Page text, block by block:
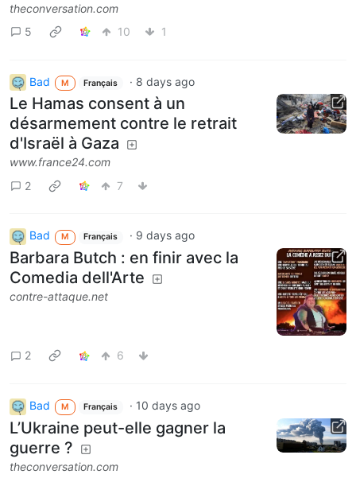
theconversation.com
5
10 1
Bad M Français · 8 days ago
Le Hamas consent à un
désarmement contre le retrait
d'Israël à Gaza
www.france24.com
2
7
Bad M Français · 9 days ago
Barbara Butch : en finir avec la
Comedia dell'Arte
contre-attaque.net
2 6
Bad M Français · 10 days ago
L’Ukraine peut-elle gagner la
guerre ?
theconversation.com